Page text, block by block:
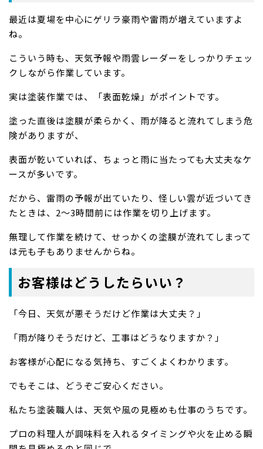
最近は夏場を中心にゲリラ豪雨や雷雨が増えていますよ
ね。
こういう時も、天気予報や雨雲レーダーをしっかりチェッ
クしながら作業しています。
実は塗装作業では、「表面乾燥」がポイントです。
塗った直後は塗膜が柔らかく、雨が降ると流れてしまう危
険がありますが、
表面が乾いていれば、ちょっと雨に当たっても大丈夫なケ
ースが多いです。
だから、雷雨の予報が出ていたり、怪しい雲が近づいてき
たときは、2～3時間前には作業を切り上げます。
無理して作業を続けて、せっかくの塗膜が流れてしまって
は元も子もありませんからね。
お客様はどうしたらいい？
「今日、天気が悪そうだけど作業は大丈夫？」
「雨が降りそうだけど、工事はどうなりますか？」
お客様が心配になる気持ち、すごくよくわかります。
でもそこは、どうぞご安心ください。
私たち塗装職人は、天気や風の見極めも仕事のうちです。
プロの料理人が調味料を入れるタイミングや火を止める瞬